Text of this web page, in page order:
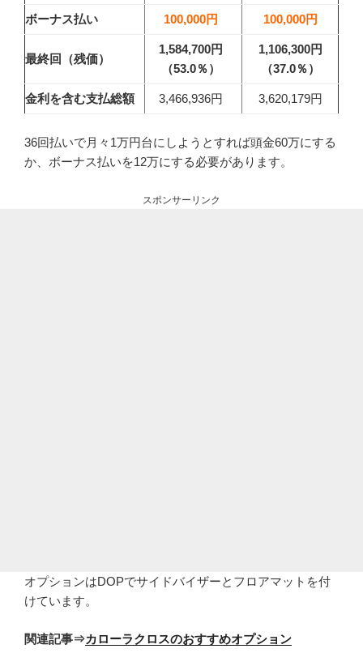
ボーナス払い 100,000円 100,000円
最終回（残価）
1,584,700円
（53.0％）
1,106,300円
（37.0％）
金利を含む支払総額 3,466,936円 3,620,179円
36回払いで月々1万円台にしようとすれば頭金60万にする
か、ボーナス払いを12万にする必要があります。
スポンサーリンク
オプションはDOPでサイドバイザーとフロアマットを付
けています。
関連記事⇒カローラクロスのおすすめオプション